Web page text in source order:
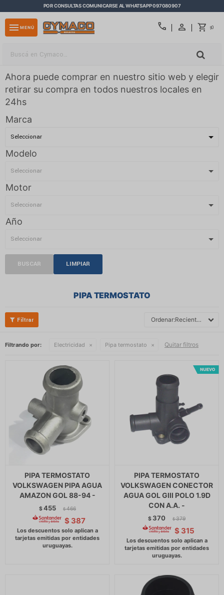
POR CONSULTAS COMUNICARSE AL WHATSAPP 097080907
call $0
menu MENÚ
Ahora puede comprar en nuestro sitio web y elegir
retirar su compra en todos nuestros locales en
24hs
Marca
Modelo
Motor
Año
BUSCAR LIMPIAR
PIPA TERMOSTATO
Recientes
Filtrando por: Electricidad Pipa termostato Quitar filtros
PIPA TERMOSTATO
VOLKSWAGEN PIPA AGUA
AMAZON GOL 88-94 -
$455 $ 466
$ 387
PIPA TERMOSTATO
VOLKSWAGEN CONECTOR
AGUA GOL GIII POLO 1.9D
CON A.A. -
$ 370 $ 379
$ 315
close